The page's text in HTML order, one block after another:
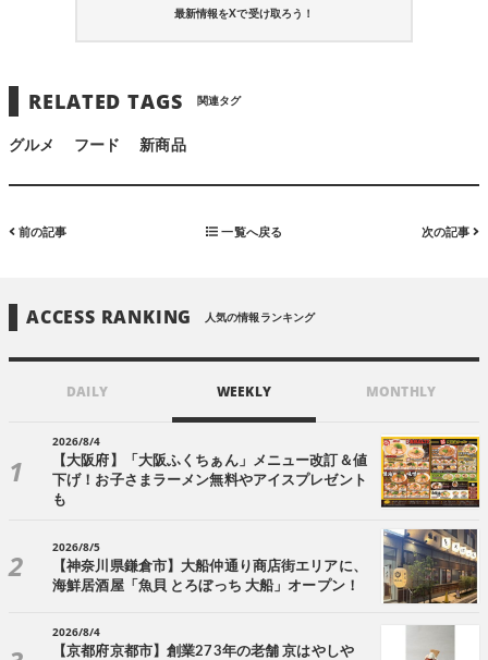
最新情報をXで受け取ろう！
RELATED TAGS 関連タグ
グルメ フード 新商品
前の記事 一覧へ戻る 次の記事
ACCESS RANKING 人気の情報ランキング
DAILY WEEKLY MONTHLY
2026/8/4
【大阪府】「大阪ふくちぁん」メニュー改訂＆値
下げ！お子さまラーメン無料やアイスプレゼント
も
2026/8/5
【神奈川県鎌倉市】大船仲通り商店街エリアに、
海鮮居酒屋「魚貝 とろぼっち 大船」オープン！
2026/8/4
【京都府京都市】創業273年の老舗 京はやしや